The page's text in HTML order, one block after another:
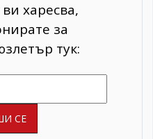
харесва,
за
тук: